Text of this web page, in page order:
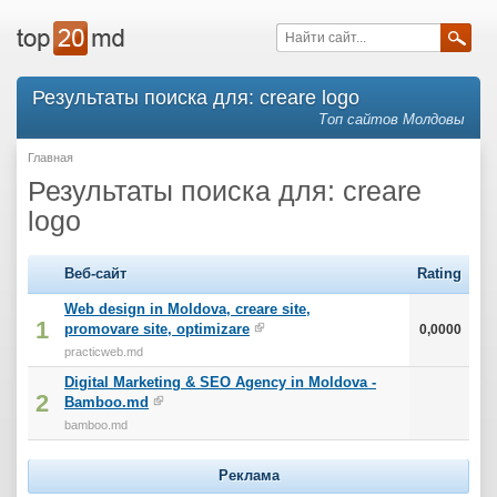
Результаты поиска для: creare logo
Топ сайтов Молдовы
Главная
Результаты поиска для: creare
logo
Веб-сайт Rating
1
Web design in Moldova, creare site,
promovare site, optimizare
practicweb.md
0,0000
2
Digital Marketing & SEO Agency in Moldova -
Bamboo.md
bamboo.md
Реклама